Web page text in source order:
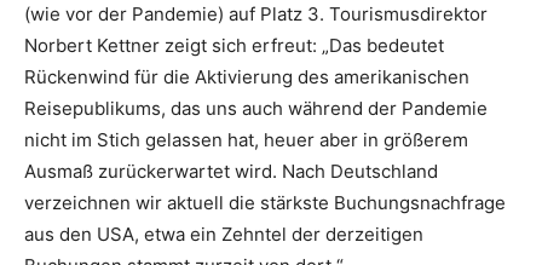
(wie vor der Pandemie) auf Platz 3. Tourismusdirektor
Norbert Kettner zeigt sich erfreut: „Das bedeutet
Rückenwind für die Aktivierung des amerikanischen
Reisepublikums, das uns auch während der Pandemie
nicht im Stich gelassen hat, heuer aber in größerem
Ausmaß zurückerwartet wird. Nach Deutschland
verzeichnen wir aktuell die stärkste Buchungsnachfrage
aus den USA, etwa ein Zehntel der derzeitigen